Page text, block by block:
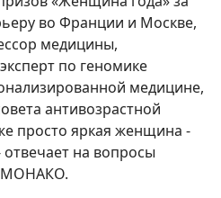
во Франции и Москве,
медицины,
по геномике
медицине,
антивозрастной
просто яркая женщина -
на вопросы
МОНАКО.